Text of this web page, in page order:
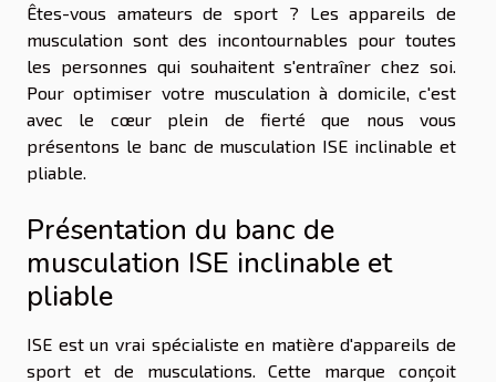
Êtes-vous amateurs de sport ? Les appareils de
musculation sont des incontournables pour toutes
les personnes qui souhaitent s'entraîner chez soi.
Pour optimiser votre musculation à domicile, c'est
avec le cœur plein de fierté que nous vous
présentons le banc de musculation ISE inclinable et
pliable.
Présentation du banc de
musculation ISE inclinable et
pliable
ISE est un vrai spécialiste en matière d'appareils de
sport et de musculations. Cette marque conçoit